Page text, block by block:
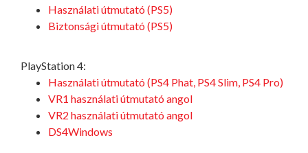
Használati útmutató (PS5)
Biztonsági útmutató (PS5)
PlayStation 4:
Használati útmutató (PS4 Phat, PS4 Slim, PS4 Pro)
VR1 használati útmutató angol
VR2 használati útmutató angol
DS4Windows